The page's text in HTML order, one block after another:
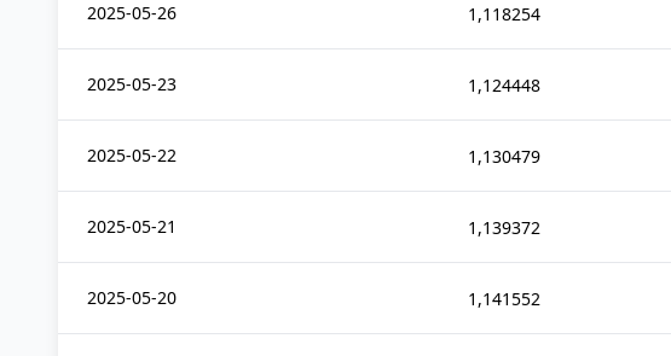
2025-05-26 1,118254
2025-05-23 1,124448
2025-05-22 1,130479
2025-05-21 1,139372
2025-05-20 1,141552